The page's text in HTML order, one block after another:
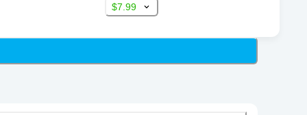
$7.99